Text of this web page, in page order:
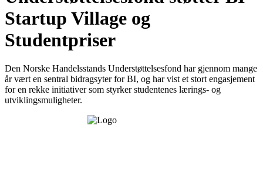
Startup Village og
Studentpriser
Den Norske Handelsstands Understøttelsesfond har gjennom mange
år vært en sentral bidragsyter for BI, og har vist et stort engasjement
for en rekke initiativer som styrker studentenes lærings- og
utviklingsmuligheter.